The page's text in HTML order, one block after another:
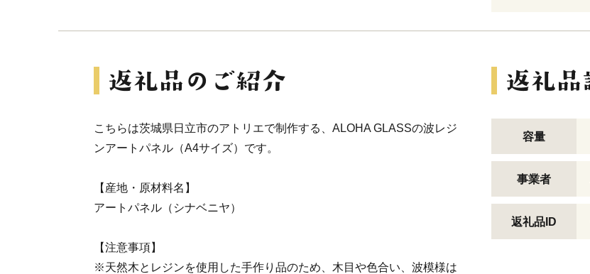
こちらは茨城県日立市のアトリエで制作する、ALOHA GLASSの波レジ
ンアートパネル（A4サイズ）です。
【産地・原材料名】
アートパネル（シナベニヤ）
【注意事項】
※天然木とレジンを使用した手作り品のため、木目や色合い、波模様は
容量
事業者
返礼品ID